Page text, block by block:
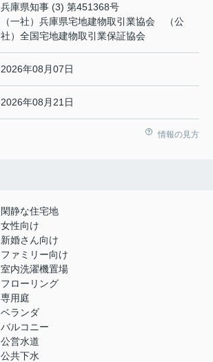
兵庫県知事 (3) 第451368号
（一社）兵庫県宅地建物取引業協会 （公
社）全国宅地建物取引業保証協会
2026年08月07日
2026年08月21日
情報の見方
閑静な住宅地
女性向け
新婚さん向け
ファミリー向け
室内洗濯機置場
フローリング
専用庭
ベランダ
バルコニー
公営水道
公共下水